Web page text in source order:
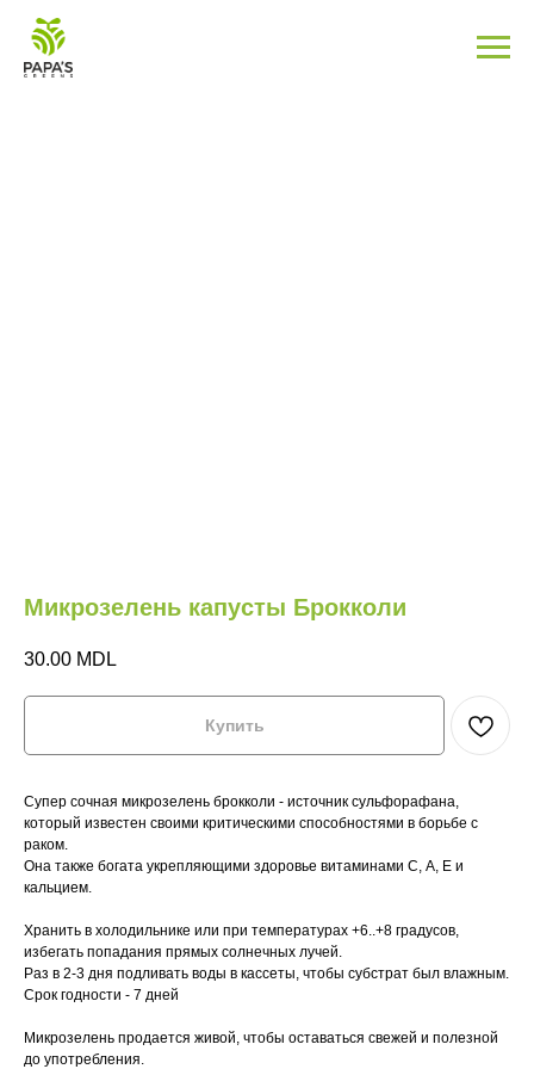
Микрозелень капусты Брокколи
30.00 MDL
Купить
Супер сочная микрозелень брокколи - источник сульфорафана,
который известен своими критическими способностями в борьбе с
раком.
Она также богата укрепляющими здоровье витаминами С, А, Е и
кальцием.
Хранить в холодильнике или при температурах +6..+8 градусов,
избегать попадания прямых солнечных лучей.
Раз в 2-3 дня подливать воды в кассеты, чтобы субстрат был влажным.
Срок годности - 7 дней
Микрозелень продается живой, чтобы оставаться свежей и полезной
до употребления.
Главная
Магазин HoReCa
Главная
Магазин HoReCa